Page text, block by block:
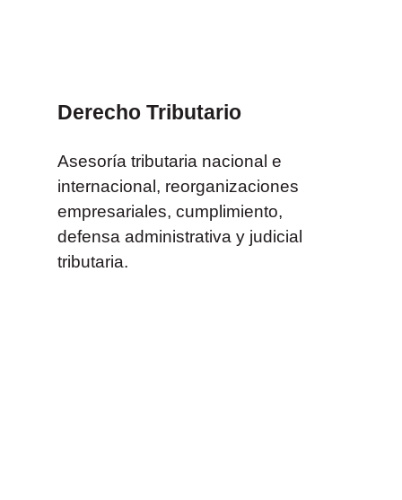
Derecho Tributario
Asesoría tributaria nacional e
internacional, reorganizaciones
empresariales, cumplimiento,
defensa administrativa y judicial
tributaria.